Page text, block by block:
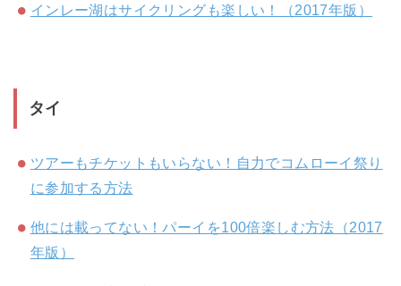
インレー湖はサイクリングも楽しい！（2017年版）
タイ
ツアーもチケットもいらない！自力でコムローイ祭り
に参加する方法
他には載ってない！パーイを100倍楽しむ方法（2017
年版）